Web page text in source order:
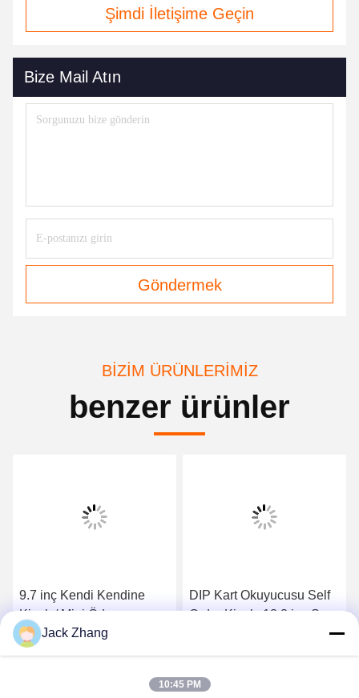
Şimdi İletişime Geçin
Bize Mail Atın
Göndermek
BIZIM ÜRÜNLERIMIZ
benzer ürünler
9.7 inç Kendi Kendine
Kiosk / Mini Ödeme
kiosklu Nakit Nakit Vericili
/ Kiosk, Bilet satış Kiosk'u
En İyi Fiyatı Alın
DIP Kart Okuyucusu Self
Order Kiosk, 13,3 inç Self
En İyi Fiyatı Alın
Jack Zhang
10:45 PM